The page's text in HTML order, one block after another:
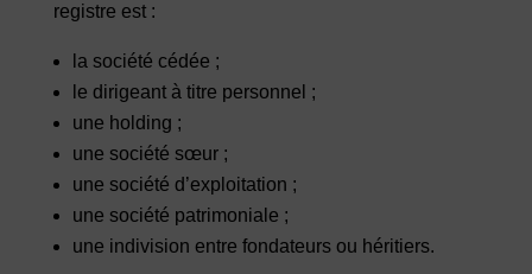
registre est :
la société cédée ;
le dirigeant à titre personnel ;
une holding ;
une société sœur ;
une société d’exploitation ;
une société patrimoniale ;
une indivision entre fondateurs ou héritiers.